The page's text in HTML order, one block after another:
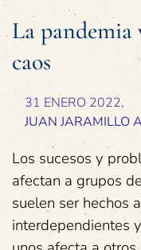
La
caos
31 ENERO 2022,
JUAN JARAMILLO
Los sucesos y
afectan a grupos
suelen ser hechos
interdependientes